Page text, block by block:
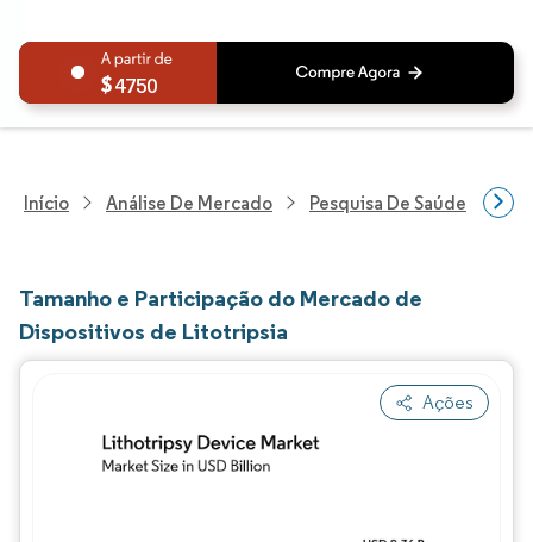
4750
Início Análise De Mercado Pesquisa De Saúde
Tamanho e Participação do Mercado de
Dispositivos de Litotripsia
Ações